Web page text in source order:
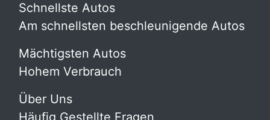
Schnellste Autos
Am schnellsten beschleunigende Autos
Mächtigsten Autos
Hohem Verbrauch
Über Uns
Häufig Gestellte Fragen